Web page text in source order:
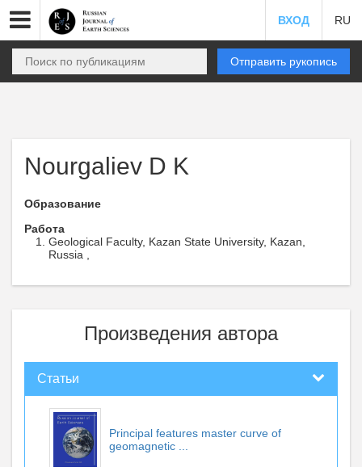
ВХОД RU
Отправить рукопись
Nourgaliev D K
Образование
Работа
Geological Faculty, Kazan State University, Kazan,
Russia ,
Произведения автора
Статьи
Principal features master curve of
geomagnetic ...